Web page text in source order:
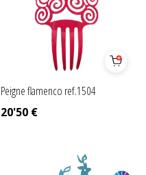
Peigne flamenco ref.1504
20'50 €